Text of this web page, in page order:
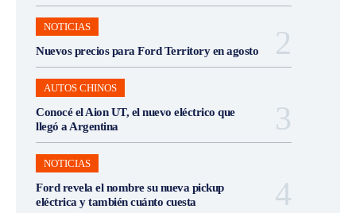
NOTICIAS
Nuevos precios para Ford Territory en agosto
AUTOS CHINOS
Conocé el Aion UT, el nuevo eléctrico que
llegó a Argentina
NOTICIAS
Ford revela el nombre su nueva pickup
eléctrica y también cuánto cuesta